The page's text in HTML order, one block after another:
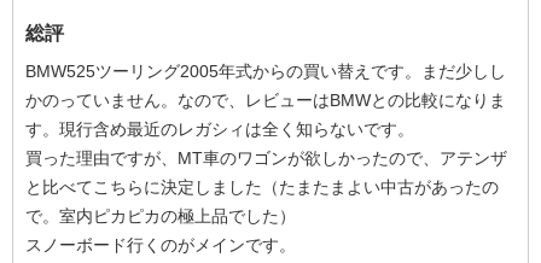
総評
BMW525ツーリング2005年式からの買い替えです。まだ少しし
かのっていません。なので、レビューはBMWとの比較になりま
す。現行含め最近のレガシィは全く知らないです。
買った理由ですが、MT車のワゴンが欲しかったので、アテンザ
と比べてこちらに決定しました（たまたまよい中古があったの
で。室内ピカピカの極上品でした）
スノーボード行くのがメインです。